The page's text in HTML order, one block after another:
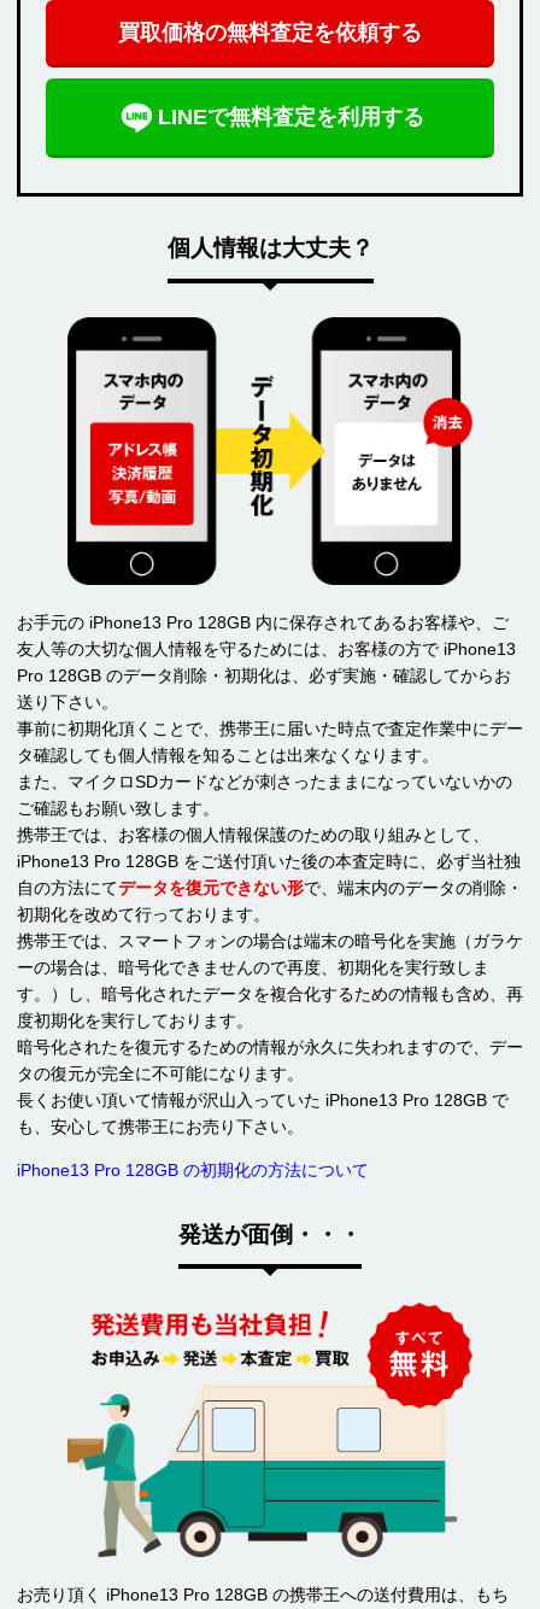
買取価格の無料査定を依頼する
LINEで無料査定を利用する
個人情報は大丈夫？
お手元の iPhone13 Pro 128GB 内に保存されてあるお客様や、ご
友人等の大切な個人情報を守るためには、お客様の方で iPhone13
Pro 128GB のデータ削除・初期化は、必ず実施・確認してからお
送り下さい。
事前に初期化頂くことで、携帯王に届いた時点で査定作業中にデー
タ確認しても個人情報を知ることは出来なくなります。
また、マイクロSDカードなどが刺さったままになっていないかの
ご確認もお願い致します。
携帯王では、お客様の個人情報保護のための取り組みとして、
iPhone13 Pro 128GB をご送付頂いた後の本査定時に、必ず当社独
自の方法にてデータを復元できない形で、端末内のデータの削除・
初期化を改めて行っております。
携帯王では、スマートフォンの場合は端末の暗号化を実施（ガラケ
ーの場合は、暗号化できませんので再度、初期化を実行致しま
す。）し、暗号化されたデータを複合化するための情報も含め、再
度初期化を実行しております。
暗号化されたを復元するための情報が永久に失われますので、デー
タの復元が完全に不可能になります。
長くお使い頂いて情報が沢山入っていた iPhone13 Pro 128GB で
も、安心して携帯王にお売り下さい。
iPhone13 Pro 128GB の初期化の方法について
発送が面倒・・・
お売り頂く iPhone13 Pro 128GB の携帯王への送付費用は、もち